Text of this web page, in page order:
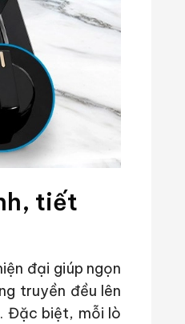
tiết
đại giúp ngọn
truyền đều lên
Đặc biệt, mỗi lò